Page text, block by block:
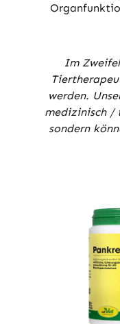
Im
werden.
medizinisch /
sondern